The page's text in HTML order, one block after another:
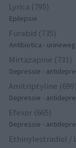
Lyrica (795)
Epilepsie
Furabid (735)
Antibiotica -
Mirtazapine (731)
Depressie -
Amitriptyline (699)
Depressie -
Efexor (665)
Depressie -
Ethinylestradiol /